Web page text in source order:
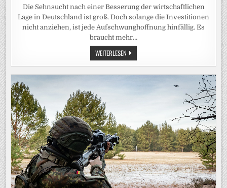
Die Sehnsucht nach einer Besserung der wirtschaftlichen
Lage in Deutschland ist groß. Doch solange die Investitionen
nicht anziehen, ist jede Aufschwunghoffnung hinfällig. Es
braucht mehr…
WEITERLESEN KEIN
AUFSCHWUNG
IN
SICHT: